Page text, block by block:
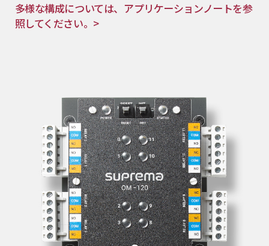
多様な構成については、アプリケーションノートを参
照してください。>